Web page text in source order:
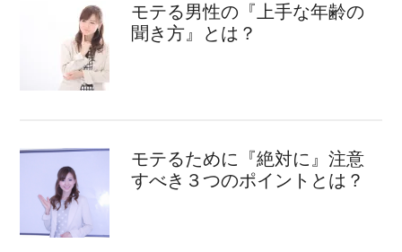
モテる男性の『上手な年齢の
聞き方』とは？
モテるために『絶対に』注意
すべき３つのポイントとは？